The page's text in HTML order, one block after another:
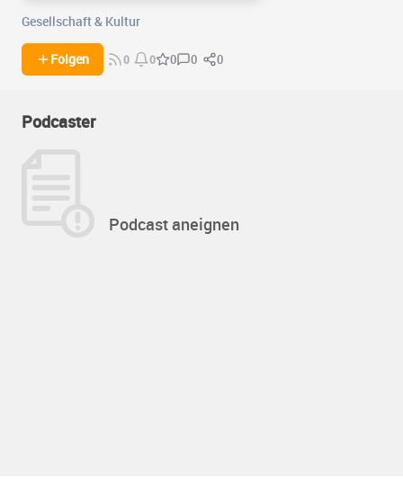
Gesellschaft & Kultur
Folgen 0 0 0 0 0
Podcaster
Podcast aneignen